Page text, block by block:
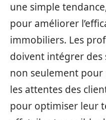
une simple
pour améliorer
immobiliers. Les
doivent intégrer
non seulement pour
les attentes des
pour optimiser leur